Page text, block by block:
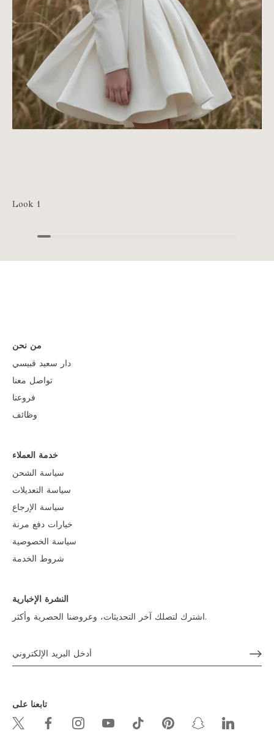
Look 1
من نحن
دار سعيد قبيسي
تواصل معنا
فروعنا
وظائف
خدمة العملاء
سياسة الشحن
سياسة التعديلات
سياسة الإرجاع
خيارات دفع مرنة
سياسة الخصوصية
شروط الخدمة
النشرة الإخبارية
اشترك لتصلك آخر التحديثات، وعروضنا الحصرية وأكثر.
تابعنا على